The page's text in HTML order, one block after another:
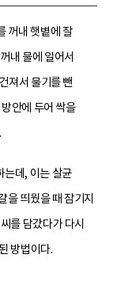
꺼내 햇볕에 잘
내 물에 일어서
져서 물기를 뺀
안에 두어 싹을
는데, 이는 살균
띄웠을 때 잠기지
를 담갔다가 다시
방법이다.